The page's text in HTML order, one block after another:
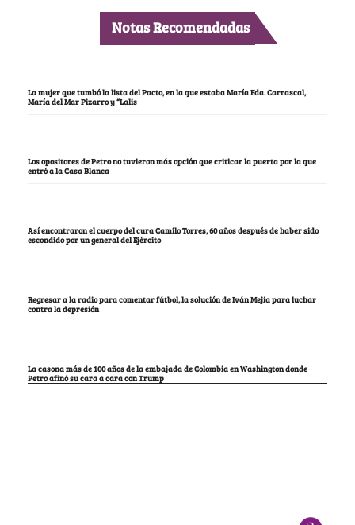
Notas Recomendadas
La mujer que tumbó la lista del Pacto, en la que estaba María Fda. Carrascal,
María del Mar Pizarro y “Lalis
Los opositores de Petro no tuvieron más opción que criticar la puerta por la que
entró a la Casa Blanca
Así encontraron el cuerpo del cura Camilo Torres, 60 años después de haber sido
escondido por un general del Ejército
Regresar a la radio para comentar fútbol, la solución de Iván Mejía para luchar
contra la depresión
La casona más de 100 años de la embajada de Colombia en Washington donde
Petro afinó su cara a cara con Trump